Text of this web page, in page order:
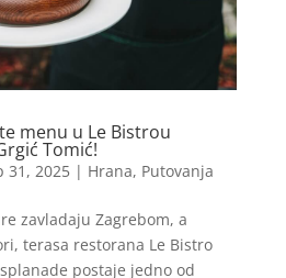
menu u Le Bistrou
Tomić!
31, 2025| Hrana, Putovanja
zavladaju Zagrebom, a
terasa restorana Le Bistro
postaje jedno od